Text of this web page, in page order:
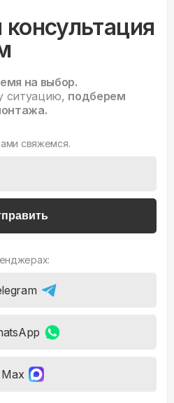
на выбор.
ситуацию, подберем
свяжемся.